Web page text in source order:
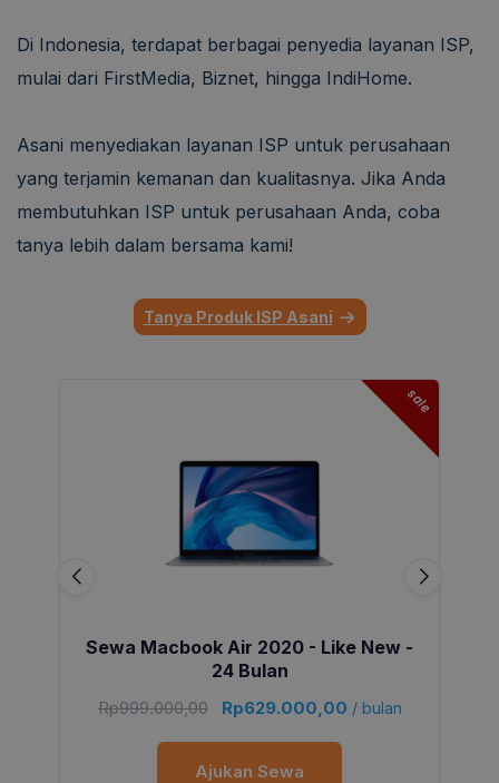
Di Indonesia, terdapat berbagai penyedia layanan ISP,
mulai dari FirstMedia, Biznet, hingga IndiHome.
Asani menyediakan layanan ISP untuk perusahaan
yang terjamin kemanan dan kualitasnya. Jika Anda
membutuhkan ISP untuk perusahaan Anda, coba
tanya lebih dalam bersama kami!
Tanya Produk ISP Asani
sale
Sewa Macbook Air 2020 - Like New -
24 Bulan
Rp999.000,00 Rp629.000,00 / bulan
Ajukan Sewa